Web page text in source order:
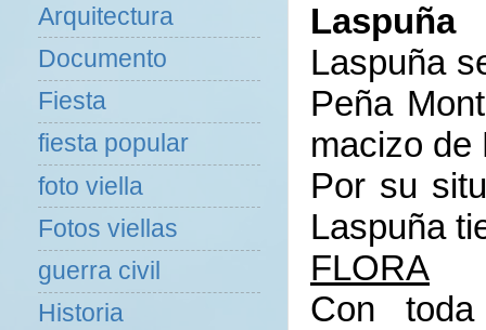
Laspuña
Laspuña
Peña
macizo de
Por su
Laspuña
FLORA
Con
Arquitectura
Documento
Fiesta
fiesta popular
foto viella
Fotos viellas
guerra civil
Historia